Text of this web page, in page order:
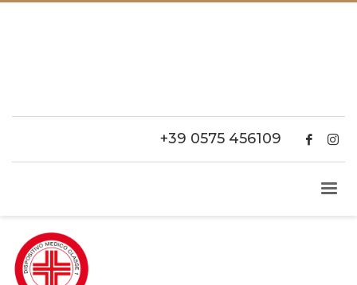
+39 0575 456109